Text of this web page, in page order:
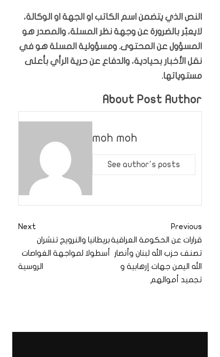
النص الذي يتضمن اسم الكاتب او الجهة او الوكالة،
لايعبّر بالضرورة عن وجهة نظر المسلة، والمصدر هو
المسؤول عن المحتوى. ومسؤولية المسلة هو في
نقل الأخبار بحيادية، والدفاع عن حرية الرأي بأعلى
مستوياتها.
About Post Author
moh moh
See author's posts
Previous
قرارات عن الحكومة العراقية
تصنف حزب الله لبنان وأنصار
الله اليمن جهات إرهابية و
تجميد أموالهم
Next
بريطانيا والنرويج تنشران
أسطولا لمواجهة الغواصات
الروسية